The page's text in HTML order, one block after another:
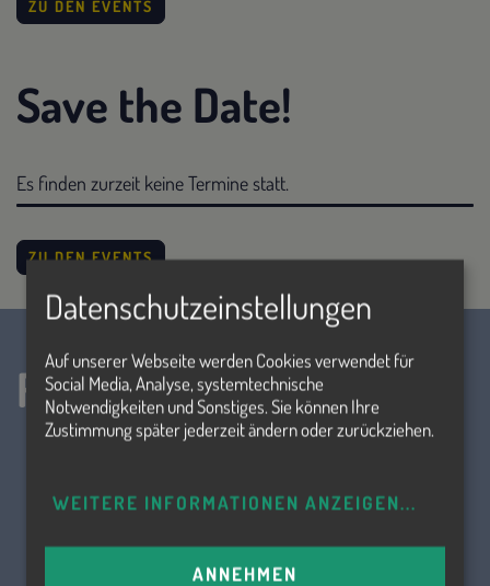
ZU DEN EVENTS
Save the Date!
Es finden zurzeit keine Termine statt.
ZU DEN EVENTS
Folge uns!
Datenschutzeinstellungen
Auf unserer Webseite werden Cookies verwendet für
Social Media, Analyse, systemtechnische
Notwendigkeiten und Sonstiges. Sie können Ihre
Zustimmung später jederzeit ändern oder zurückziehen.
WEITERE INFORMATIONEN ANZEIGEN...
ANNEHMEN